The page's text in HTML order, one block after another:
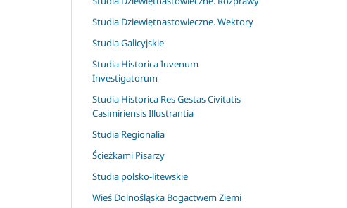
Studia Dziewiętnastowieczne. Wektory
Studia Galicyjskie
Studia Historica Iuvenum
Investigatorum
Studia Historica Res Gestas Civitatis
Casimiriensis Illustrantia
Studia Regionalia
Ścieżkami Pisarzy
Studia polsko-litewskie
Wieś Dolnośląska Bogactwem Ziemi